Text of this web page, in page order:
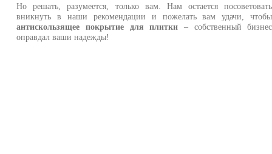
Но решать, разумеется, только вам. Нам остается посоветовать
вникнуть в наши рекомендации и пожелать вам удачи, чтобы
антискользящее покрытие для плитки – собственный бизнес
оправдал ваши надежды!